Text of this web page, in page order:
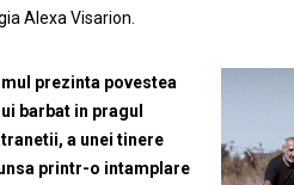
Alexa Visarion.
prezinta povestea
barbat in pragul
a unei tinere
printr-o intamplare